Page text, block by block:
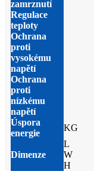
zamrznutí
Regulace
teploty
Ochrana
proti
vysokému
napětí
Ochrana
proti
nízkému
napětí
Úspora
energie
KG
Dimenze
L
W
H